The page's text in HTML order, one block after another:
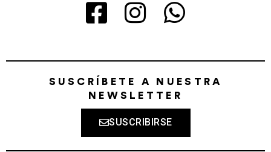
SUSCRÍBETE A NUESTRA
NEWSLETTER
SUSCRIBIRSE